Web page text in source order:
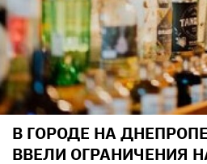
В ГОРОДЕ НА
ВВЕЛИ ОГРАНИЧЕНИЯ